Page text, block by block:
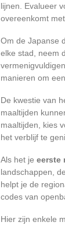
lijnen. Evalueer
overeenkomt
Om de Japanse
elke stad, neem
manieren om
De kwestie van
maaltijden
maaltijden, kies
het verblijf te
Als het je eerste
landschappen, de
helpt je de
codes van
Hier zijn enkele